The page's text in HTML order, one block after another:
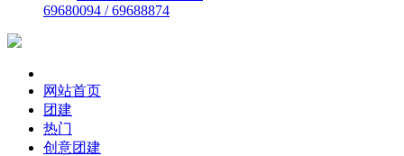
69680094 / 69688874
网站首页
团建
热门
创意团建